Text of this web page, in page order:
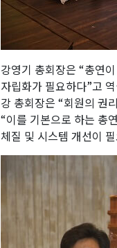
강영기 총회장은 “총연
자립화가 필요하다”고
강 총회장은 “회원의 권
“이를 기본으로 하는 총
체질 및 시스템 개선이